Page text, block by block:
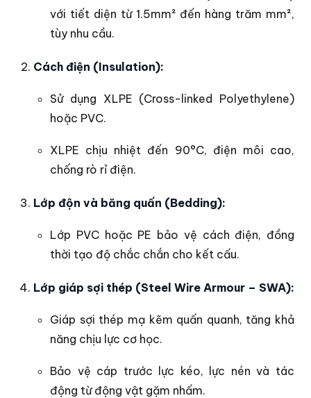
với tiết diện từ 1.5mm² đến hàng trăm mm²,
tùy nhu cầu.
Cách điện (Insulation):
Sử dụng XLPE (Cross-linked Polyethylene)
hoặc PVC.
XLPE chịu nhiệt đến 90°C, điện môi cao,
chống rò rỉ điện.
Lớp độn và băng quấn (Bedding):
Lớp PVC hoặc PE bảo vệ cách điện, đồng
thời tạo độ chắc chắn cho kết cấu.
Lớp giáp sợi thép (Steel Wire Armour – SWA):
Giáp sợi thép mạ kẽm quấn quanh, tăng khả
năng chịu lực cơ học.
Bảo vệ cáp trước lực kéo, lực nén và tác
động từ động vật gặm nhấm.